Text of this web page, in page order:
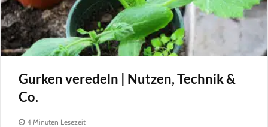
Gurken veredeln | Nutzen, Technik &
Co.
4 Minuten Lesezeit